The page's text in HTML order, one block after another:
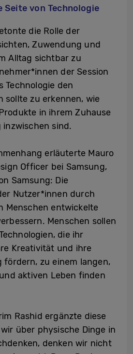
Seite von Technologie
die Rolle der
Zuwendung und
Alltag sichtbar zu
der Session
Technologie den
sollte zu erkennen, wie
in ihrem Zuhause
sind.
erläuterte Mauro
Officer bei Samsung,
Samsung: Die
Nutzer*innen durch
Menschen entwickelte
Menschen sollen
die ihr
Kreativität und ihre
zu einem langen,
aktiven Leben finden
Rashid ergänzte diese
wir über physische Dinge in
denken wir nicht